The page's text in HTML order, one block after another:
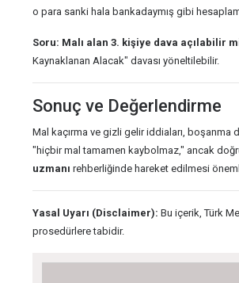
o para sanki hala bankadaymış gibi
Soru: Malı alan 3. kişiye dava açılabilir
Kaynaklanan Alacak" davası yöneltilebilir.
Sonuç ve Değerlendirme
Mal kaçırma ve gizli gelir iddiaları, boşanma
"hiçbir mal tamamen kaybolmaz," ancak
uzmanı rehberliğinde hareket edilmesi
Yasal Uyarı (Disclaimer): Bu içerik, Türk
prosedürlere tabidir.